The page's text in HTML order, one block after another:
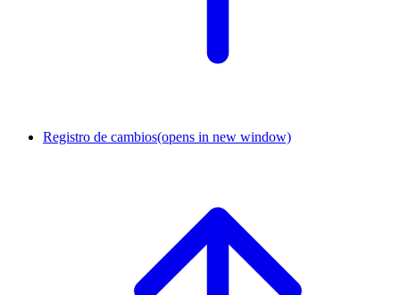
Registro de cambios(opens in new window)